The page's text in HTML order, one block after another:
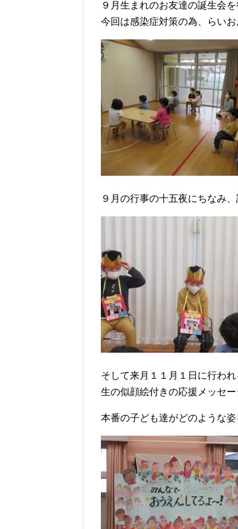
９月生まれのお友達の誕生会を
今回は感染症対策の為、らい
９月の行事の十五夜にちなみ
そして来月１１月１日に行わ
生の似顔絵付きの応援メッセ
本番の子ども達がどのような